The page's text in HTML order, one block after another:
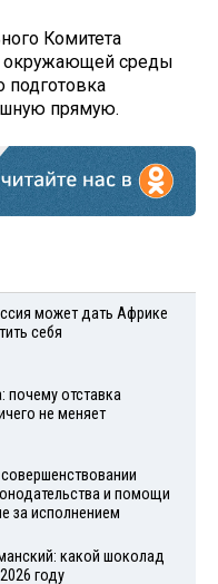
Комитета
окружающей среды
подготовка
прямую.
может дать Африке
себя
почему отставка
не меняет
и помощи
за исполнением
какой шоколад
году